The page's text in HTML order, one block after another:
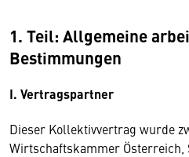
1. Teil: Allgemeine
Bestimmungen
I. Vertragspartner
Dieser Kollektivvertrag wurde
Wirtschaftskammer Österreich,